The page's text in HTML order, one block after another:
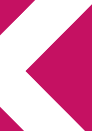
thrillers
Min tv-blogg
Locke